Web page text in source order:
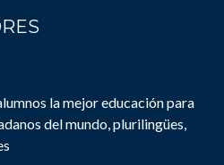
la mejor educación para
del mundo, plurilingües,